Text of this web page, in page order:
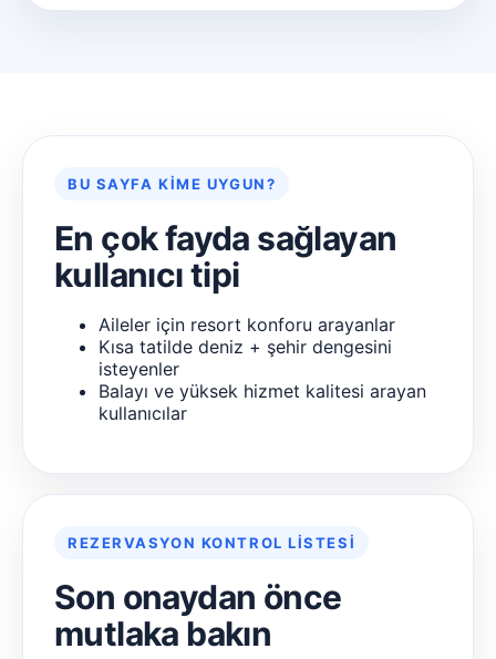
BU SAYFA KIME UYGUN?
En çok fayda sağlayan
kullanıcı tipi
Aileler için resort konforu arayanlar
Kısa tatilde deniz + şehir dengesini
isteyenler
Balayı ve yüksek hizmet kalitesi arayan
kullanıcılar
REZERVASYON KONTROL LISTESI
Son onaydan önce
mutlaka bakın